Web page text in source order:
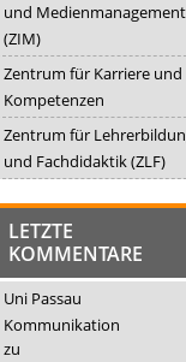
und Medienmanagement
(ZIM)
Zentrum für Karriere und
Kompetenzen
Zentrum für
und Fachdidaktik (ZLF)
LETZTE
KOMMENTARE
Uni Passau
Kommunikation
zu